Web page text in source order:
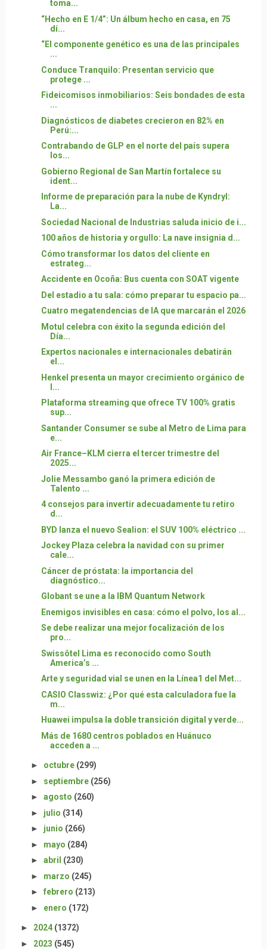
toma...
“Hecho en E 1/4”: Un álbum hecho en casa, en 75
dí...
“El componente genético es una de las principales
...
Conduce Tranquilo: Presentan servicio que
protege ...
Fideicomisos inmobiliarios: Seis bondades de esta
...
Diagnósticos de diabetes crecieron en 82% en
Perú:...
Contrabando de GLP en el norte del país supera
los...
Gobierno Regional de San Martín fortalece su
ident...
Informe de preparación para la nube de Kyndryl:
La...
Sociedad Nacional de Industrias saluda inicio de i...
100 años de historia y orgullo: La nave insignia d...
Cómo transformar los datos del cliente en
estrateg...
Accidente en Ocoña: Bus cuenta con SOAT vigente
Del estadio a tu sala: cómo preparar tu espacio pa...
Cuatro megatendencias de IA que marcarán el 2026
Motul celebra con éxito la segunda edición del
Día...
Expertos nacionales e internacionales debatirán
el...
Henkel presenta un mayor crecimiento orgánico de
l...
Plataforma streaming que ofrece TV 100% gratis
sup...
Santander Consumer se sube al Metro de Lima para
e...
Air France–KLM cierra el tercer trimestre del
2025...
Jolie Messambo ganó la primera edición de
Talento ...
4 consejos para invertir adecuadamente tu retiro
d...
BYD lanza el nuevo Sealion: el SUV 100% eléctrico ...
Jockey Plaza celebra la navidad con su primer
cale...
Cáncer de próstata: la importancia del
diagnóstico...
Globant se une a la IBM Quantum Network
Enemigos invisibles en casa: cómo el polvo, los al...
Se debe realizar una mejor focalización de los
pro...
Swissôtel Lima es reconocido como South
America’s ...
Arte y seguridad vial se unen en la Línea1 del Met...
CASIO Classwiz: ¿Por qué esta calculadora fue la
m...
Huawei impulsa la doble transición digital y verde...
Más de 1680 centros poblados en Huánuco
acceden a ...
► octubre (299)
► septiembre (256)
► agosto (260)
► julio (314)
► junio (266)
► mayo (284)
► abril (230)
► marzo (245)
► febrero (213)
► enero (172)
► 2024 (1372)
► 2023 (545)